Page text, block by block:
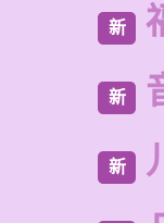
新
新
新